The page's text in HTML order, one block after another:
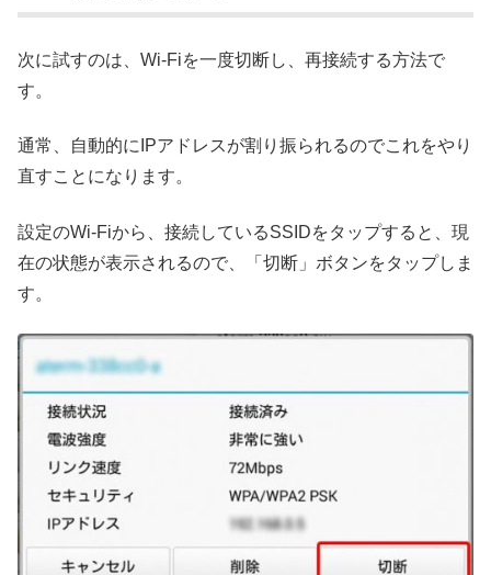
次に試すのは、Wi-Fiを一度切断し、再接続する方法で
す。
通常、自動的にIPアドレスが割り振られるのでこれをやり
直すことになります。
設定のWi-Fiから、接続しているSSIDをタップすると、現
在の状態が表示されるので、「切断」ボタンをタップしま
す。